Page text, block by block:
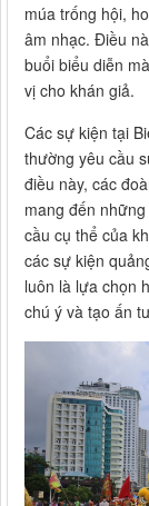
múa trống hội,
âm nhạc. Điều
buổi biểu diễn
vị cho khán giả.
Các sự kiện tại
thường yêu cầu
điều này, các
mang đến
cầu cụ thể của
các sự kiện
luôn là lựa chọn
chú ý và tạo ấn